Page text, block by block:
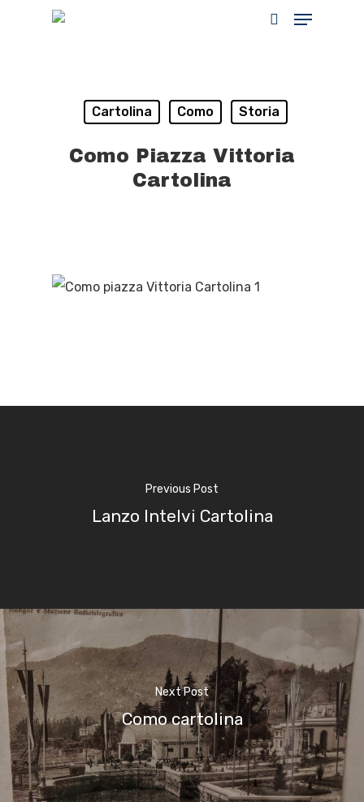
Hit enter to search or ESC to close
Cartolina Como Storia
Como Piazza Vittoria
Cartolina
Previous Post
Lanzo Intelvi Cartolina
Next Post
Como cartolina